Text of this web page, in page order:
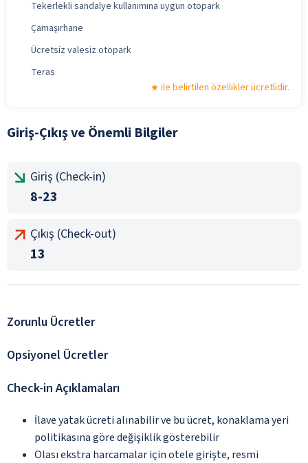
Tekerlekli sandalye kullanımına uygun otopark
Çamaşırhane
Ücretsiz valesiz otopark
Teras
ile belirtilen özellikler ücretlidir.
Giriş-Çıkış ve Önemli Bilgiler
Giriş (Check-in)
8-23
Çıkış (Check-out)
13
Zorunlu Ücretler
Opsiyonel Ücretler
Check-in Açıklamaları
İlave yatak ücreti alınabilir ve bu ücret, konaklama yeri
politikasına göre değişiklik gösterebilir
Olası ekstra harcamalar için otele girişte, resmi